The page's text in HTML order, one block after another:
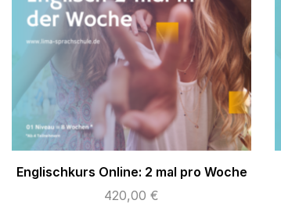
Englischkurs Online: 2 mal pro Woche
420,00 €